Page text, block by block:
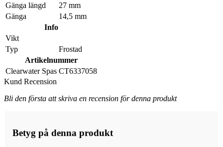
Gänga längd
27 mm
Gänga
14,5 mm
Info
Vikt
Typ
Frostad
Artikelnummer
Clearwater Spas CT6337058
Kund Recension
Bli den första att skriva en recension för denna produkt
Betyg på denna produkt